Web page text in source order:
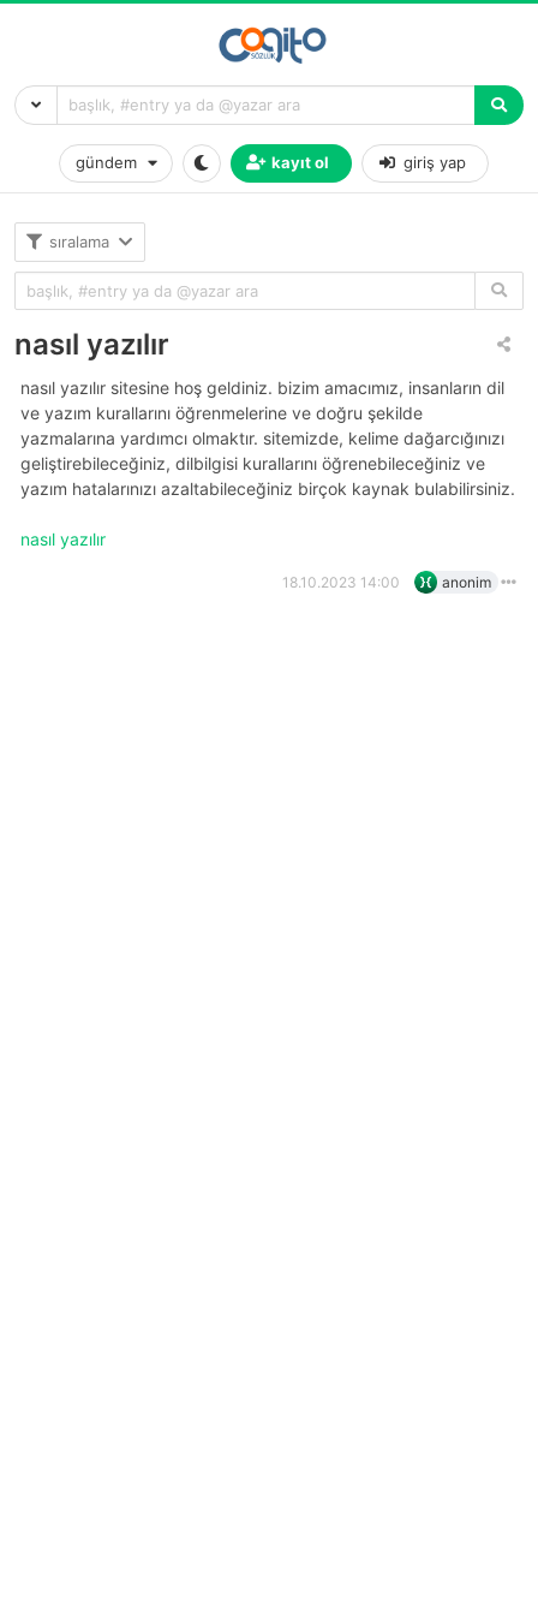
gündem kayıt ol giriş yap
sıralama
nasıl yazılır
nasıl yazılır sitesine hoş geldiniz. bizim amacımız, insanların dil
ve yazım kurallarını öğrenmelerine ve doğru şekilde
yazmalarına yardımcı olmaktır. sitemizde, kelime dağarcığınızı
geliştirebileceğiniz, dilbilgisi kurallarını öğrenebileceğiniz ve
yazım hatalarınızı azaltabileceğiniz birçok kaynak bulabilirsiniz.
nasıl yazılır
18.10.2023 14:00 anonim